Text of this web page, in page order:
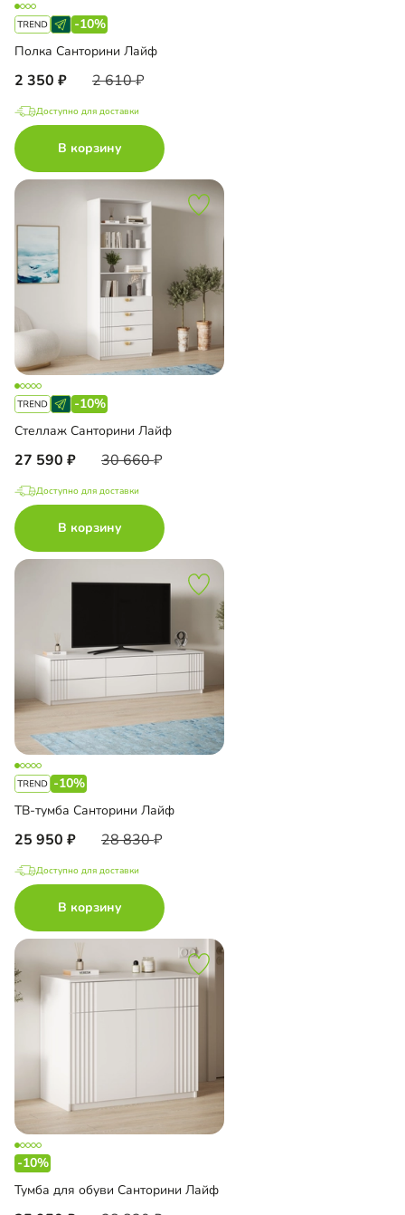
-10%
Полка Санторини Лайф
2 350 2 610
Доступно для доставки
В корзину
-10%
Стеллаж Санторини Лайф
27 590 30 660
Доступно для доставки
В корзину
-10%
ТВ-тумба Санторини Лайф
25 950 28 830
Доступно для доставки
В корзину
-10%
Тумба для обуви Санторини Лайф